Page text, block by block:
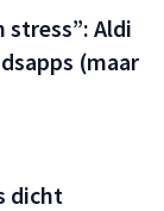
stress”: Aldi
(maar
dicht